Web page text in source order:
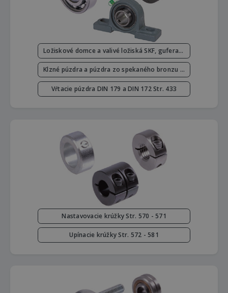
Ložiskové domce a valivé ložiská SKF, gufera Str. 398 - 426
Klzné púzdra a púzdra zo spekaného bronzu Str. 427 - 432
Vŕtacie púzdra DIN 179 a DIN 172 Str. 433
Nastavovacie krúžky Str. 570 - 571
Upínacie krúžky Str. 572 - 581